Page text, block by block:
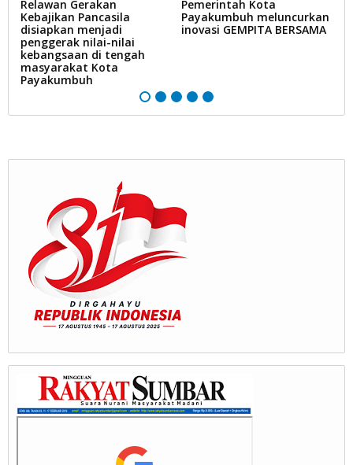
Relawan Gerakan
Kebajikan Pancasila
disiapkan menjadi
penggerak nilai-nilai
kebangsaan di tengah
masyarakat Kota
Payakumbuh
Pemerintah Kota
Payakumbuh meluncurkan
inovasi GEMPITA BERSAMA